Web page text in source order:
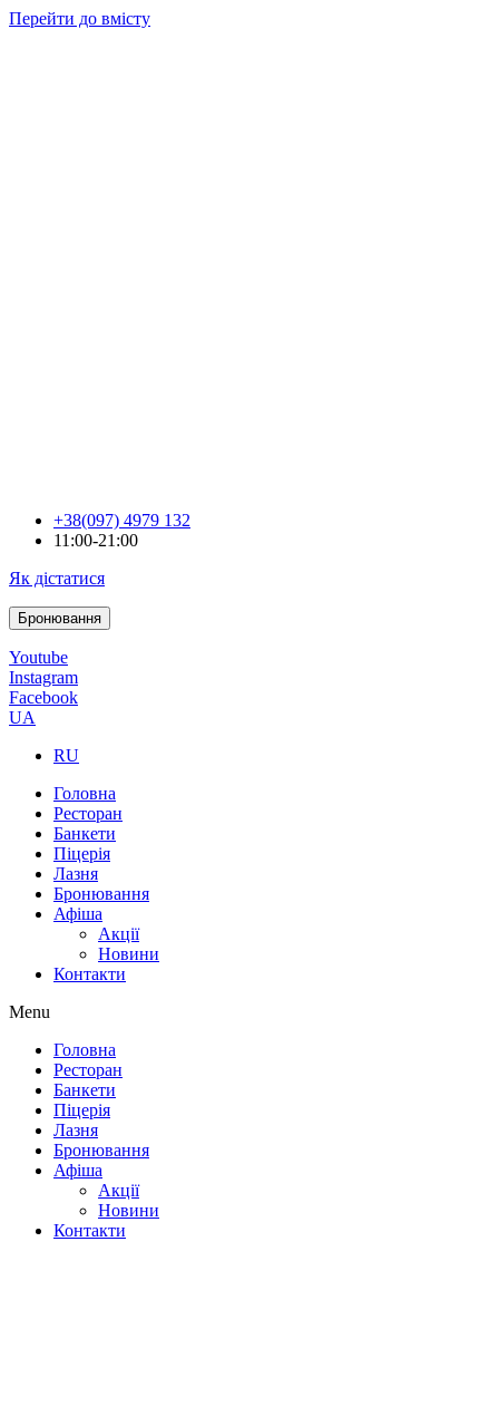
Перейти до вмісту
+38(097) 4979 132
11:00-21:00
Як дістатися
Бронювання
Youtube
Instagram
Facebook
UA
RU
Головна
Ресторан
Банкети
Піцерія
Лазня
Бронювання
Афіша
Акції
Новини
Контакти
Menu
Головна
Ресторан
Банкети
Піцерія
Лазня
Бронювання
Афіша
Акції
Новини
Контакти